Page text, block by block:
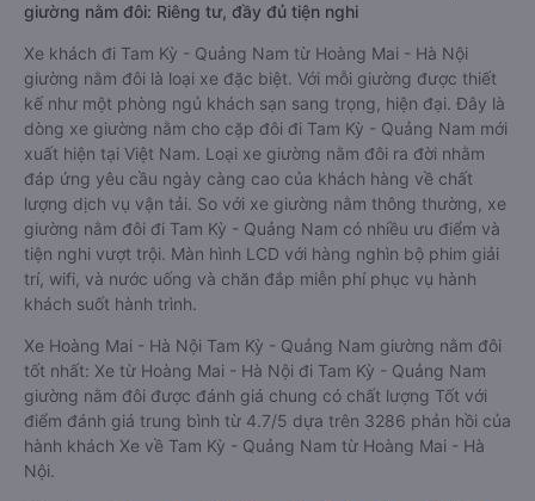
giường nằm đôi: Riêng tư, đầy đủ tiện nghi
Xe khách đi Tam Kỳ - Quảng Nam từ Hoàng Mai - Hà Nội
giường nằm đôi là loại xe đặc biệt. Với mỗi giường được thiết
kế như một phòng ngủ khách sạn sang trọng, hiện đại. Đây là
dòng xe giường nằm cho cặp đôi đi Tam Kỳ - Quảng Nam mới
xuất hiện tại Việt Nam. Loại xe giường nằm đôi ra đời nhằm
đáp ứng yêu cầu ngày càng cao của khách hàng về chất
lượng dịch vụ vận tải. So với xe giường nằm thông thường, xe
giường nằm đôi đi Tam Kỳ - Quảng Nam có nhiều ưu điểm và
tiện nghi vượt trội. Màn hình LCD với hàng nghìn bộ phim giải
trí, wifi, và nước uống và chăn đắp miễn phí phục vụ hành
khách suốt hành trình.
Xe Hoàng Mai - Hà Nội Tam Kỳ - Quảng Nam giường nằm đôi
tốt nhất: Xe từ Hoàng Mai - Hà Nội đi Tam Kỳ - Quảng Nam
giường nằm đôi được đánh giá chung có chất lượng Tốt với
điểm đánh giá trung bình từ 4.7/5 dựa trên 3286 phản hồi của
hành khách Xe về Tam Kỳ - Quảng Nam từ Hoàng Mai - Hà
Nội.